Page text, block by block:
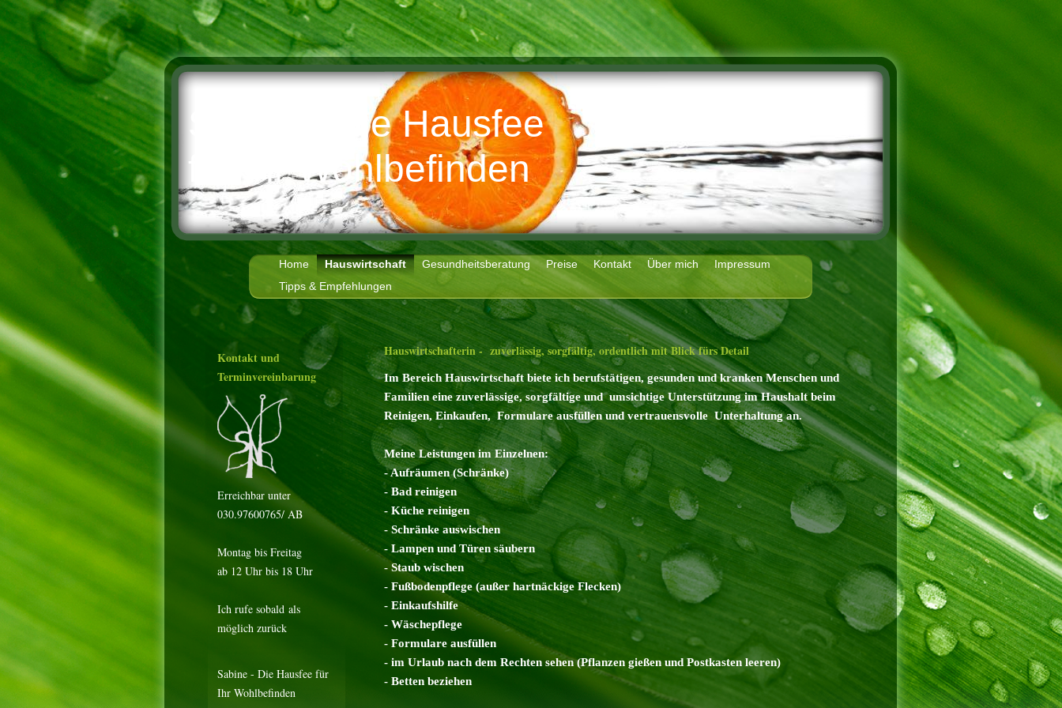
Sabine - die Hausfee
für Ihr Wohlbefinden
Home Hauswirtschaft Gesundheitsberatung Preise Kontakt Über mich
Impressum
Tipps & Empfehlungen
Hauswirtschafterin - zuverlässig, sorgfältig, ordentlich mit Blick fürs Detail
Im Bereich Hauswirtschaft biete ich berufstätigen, gesunden und kranken Menschen und
Familien eine zuverlässige, sorgfältige und umsichtige Unterstützung im Haushalt beim
Reinigen, Einkaufen, Formulare ausfüllen und vertrauensvolle Unterhaltung an.
Meine Leistungen im Einzelnen:
- Aufräumen (Schränke)
- Bad reinigen
- Küche reinigen
- Schränke auswischen
- Lampen und Türen säubern
- Staub wischen
- Fußbodenpflege (außer hartnäckige Flecken)
- Einkaufshilfe
- Wäschepflege
- Formulare ausfüllen
- im Urlaub nach dem Rechten sehen (Pflanzen gießen und Postkasten leeren)
- Betten beziehen
Kontakt und
Terminvereinbarung
Erreichbar unter
030.97600765/ AB
Montag bis Freitag
ab 12 Uhr bis 18 Uhr
Ich rufe sobald als
möglich zurück
Sabine - Die Hausfee für
Ihr Wohlbefinden